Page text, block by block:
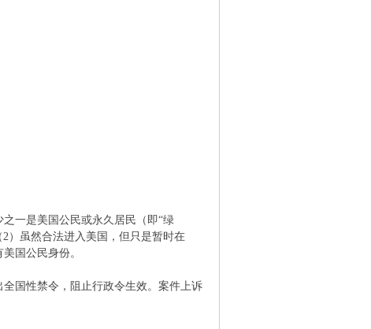
一是美国公民或永久居民（即“绿
）虽然合法进入美国，但只是暂时在
国公民身份。
国性禁令，阻止行政令生效。案件上诉